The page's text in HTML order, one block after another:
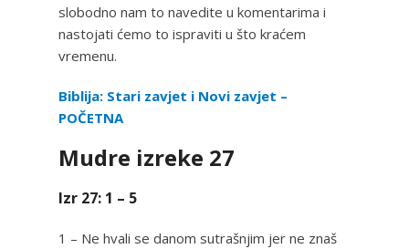
slobodno nam to navedite u komentarima i
nastojati ćemo to ispraviti u što kraćem
vremenu.
Biblija: Stari zavjet i Novi zavjet –
POČETNA
Mudre izreke 27
Izr 27: 1 – 5
1 – Ne hvali se danom sutrašnjim jer ne znaš